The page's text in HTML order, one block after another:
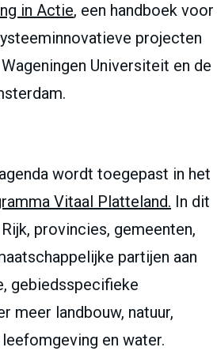
in Actie, een handboek voor
projecten
Universiteit en de
wordt toegepast in het
Vitaal Platteland. In dit
provincies, gemeenten,
partijen aan
gebiedsspecifieke
meer landbouw, natuur,
en water.